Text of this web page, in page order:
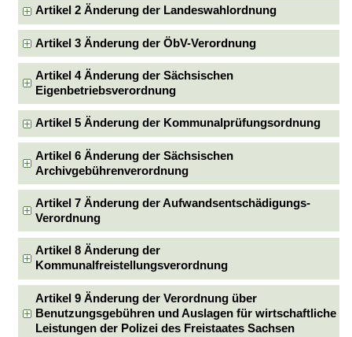
Artikel 2 Änderung der Landeswahlordnung
Artikel 3 Änderung der ÖbV-Verordnung
Artikel 4 Änderung der Sächsischen
Eigenbetriebsverordnung
Artikel 5 Änderung der Kommunalprüfungsordnung
Artikel 6 Änderung der Sächsischen
Archivgebührenverordnung
Artikel 7 Änderung der Aufwandsentschädigungs-
Verordnung
Artikel 8 Änderung der
Kommunalfreistellungsverordnung
Artikel 9 Änderung der Verordnung über
Benutzungsgebühren und Auslagen für wirtschaftliche
Leistungen der Polizei des Freistaates Sachsen